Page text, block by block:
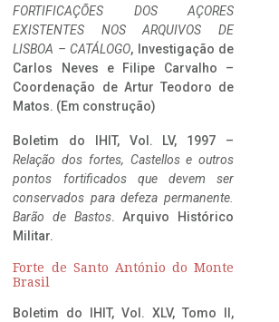
FORTIFICAÇÕES DOS AÇORES
EXISTENTES NOS ARQUIVOS DE
LISBOA – CATÁLOGO, Investigação de
Carlos Neves e Filipe Carvalho –
Coordenação de Artur Teodoro de
Matos. (Em construção)
Boletim do IHIT, Vol. LV, 1997 –
Relação dos fortes, Castellos e outros
pontos fortificados que devem ser
conservados para defeza permanente.
Barão de Bastos. Arquivo Histórico
Militar.
Forte de Santo António do Monte
Brasil
Boletim do IHIT, Vol. XLV, Tomo II,